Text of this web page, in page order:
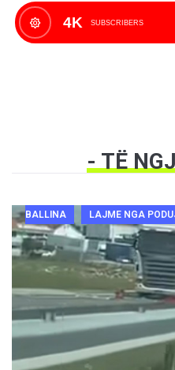
4K SUBSCRIBERS
- TË
BALLINA LAJME NGA